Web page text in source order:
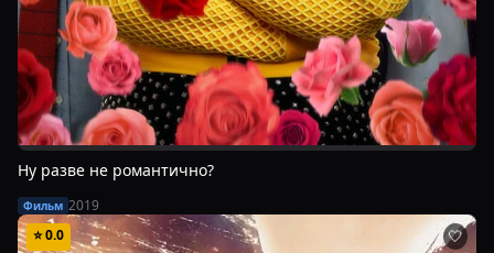
Ну разве не романтично?
Фильм 2019
⭐0.0 🤍